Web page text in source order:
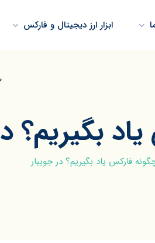
ابزار ارز دیجیتال و فارکس
بگیریم؟
فارکس یاد بگیریم؟ در جویبار